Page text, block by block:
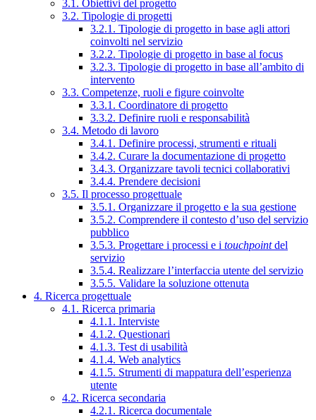
3.1. Obiettivi del progetto
3.2. Tipologie di progetti
3.2.1. Tipologie di progetto in base agli attori
coinvolti nel servizio
3.2.2. Tipologie di progetto in base al focus
3.2.3. Tipologie di progetto in base all’ambito di
intervento
3.3. Competenze, ruoli e figure coinvolte
3.3.1. Coordinatore di progetto
3.3.2. Definire ruoli e responsabilità
3.4. Metodo di lavoro
3.4.1. Definire processi, strumenti e rituali
3.4.2. Curare la documentazione di progetto
3.4.3. Organizzare tavoli tecnici collaborativi
3.4.4. Prendere decisioni
3.5. Il processo progettuale
3.5.1. Organizzare il progetto e la sua gestione
3.5.2. Comprendere il contesto d’uso del servizio
pubblico
3.5.3. Progettare i processi e i touchpointdel
servizio
3.5.4. Realizzare l’interfaccia utente del servizio
3.5.5. Validare la soluzione ottenuta
4. Ricerca progettuale
4.1. Ricerca primaria
4.1.1. Interviste
4.1.2. Questionari
4.1.3. Test di usabilità
4.1.4. Web analytics
4.1.5. Strumenti di mappatura dell’esperienza
utente
4.2. Ricerca secondaria
4.2.1. Ricerca documentale